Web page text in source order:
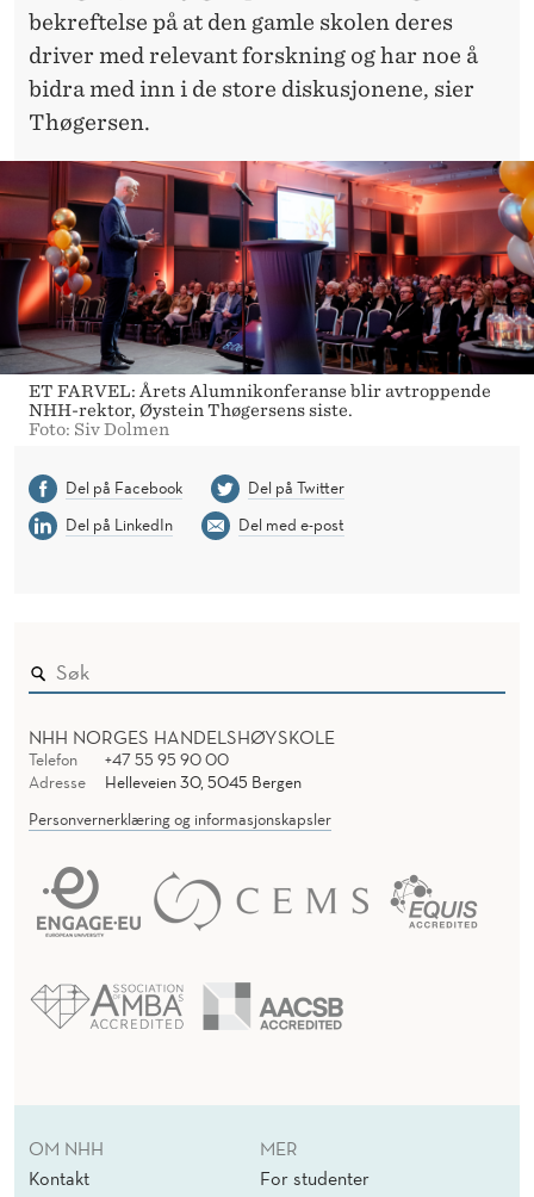
bekreftelse på at den gamle skolen deres
driver med relevant forskning og har noe å
bidra med inn i de store diskusjonene, sier
Thøgersen.
ET FARVEL: Årets Alumnikonferanse blir avtroppende
NHH-rektor, Øystein Thøgersens siste.
Foto: Siv Dolmen
Del på Facebook
Del på Twitter
Del på LinkedIn
Del med e-post
NHH NORGES HANDELSHØYSKOLE
Telefon
+47 55 95 90 00
Adresse
Helleveien 30, 5045 Bergen
Personvernerklæring og informasjonskapsler
OM NHH
Kontakt
MER
For studenter